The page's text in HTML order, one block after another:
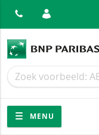
Zoek
Zoek
Navigatie
Site
MENU